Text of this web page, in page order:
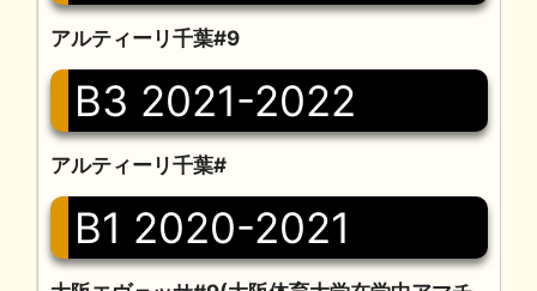
アルティーリ千葉#9
B3 2021-2022
アルティーリ千葉#
B1 2020-2021